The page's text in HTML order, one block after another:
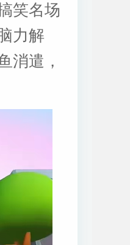
笑名场
力解
消遣，